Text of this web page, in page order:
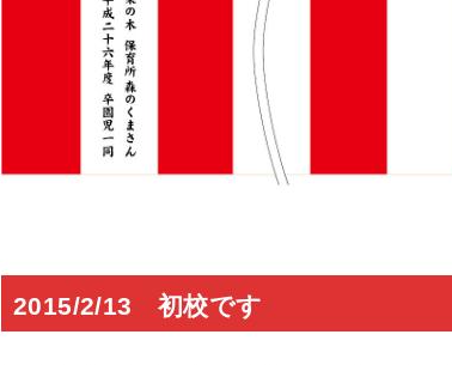
2015/2/13 初校です